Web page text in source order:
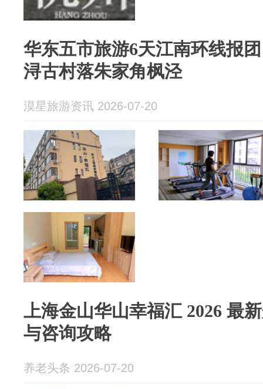
华东五市旅游6天江南环线报
浔古村落朱家角枫泾
漠星旅游资讯 2026-07-20
上海金山华山幸福汇 2026 最
与咨询攻略
养老头条 2026-07-20